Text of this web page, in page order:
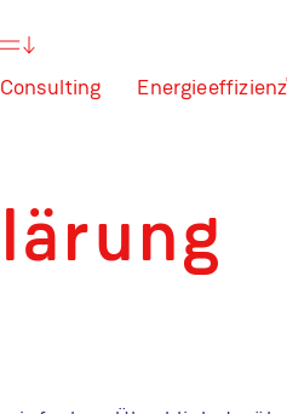
Energieeffizienz